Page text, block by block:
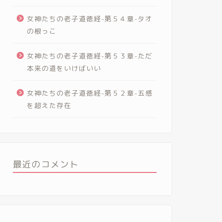
女神たちの老子道徳経-第５４章-タオ
の根っこ
女神たちの老子道徳経-第５３章-ただ
本来の道をいけばいい
女神たちの老子道徳経-第５２章-五感
を超えた存在
最近のコメント